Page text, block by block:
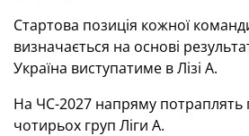
Стартова позиція кожної
визначається на основі
Україна виступатиме в Лізі А.
На ЧС-2027 напряму потраплять
чотирьох груп Ліги А.